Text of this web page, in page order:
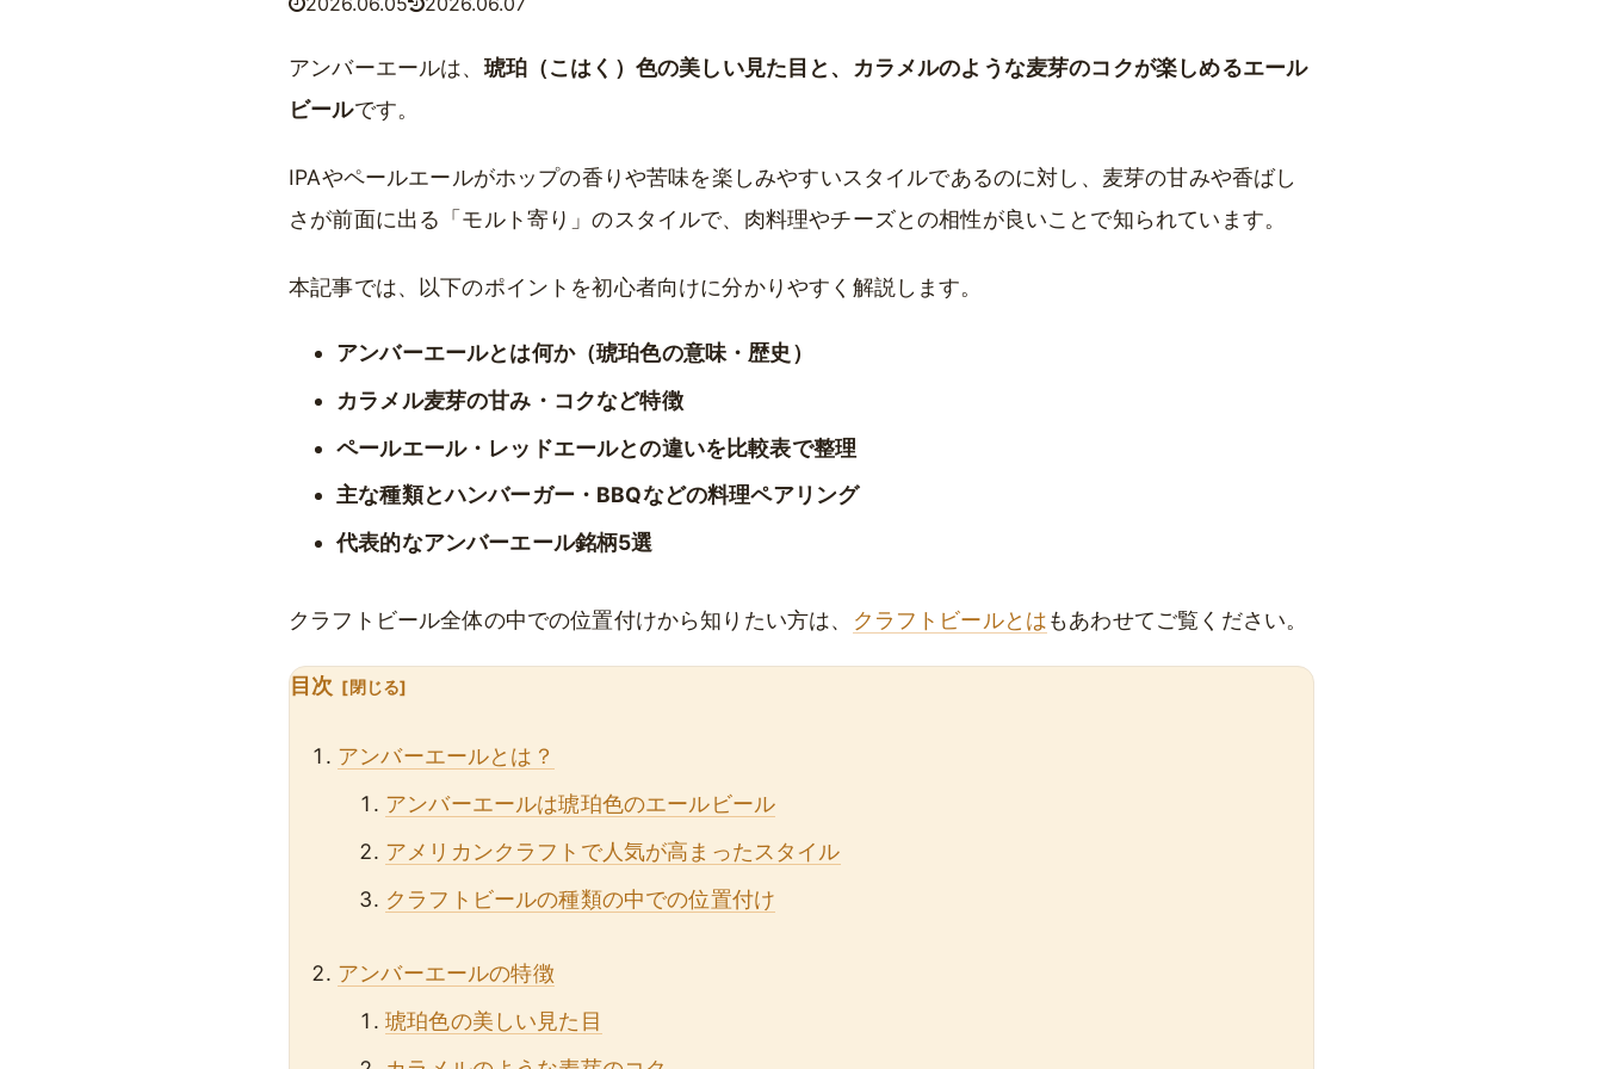
アンバーエールは、 琥珀（こはく）色の美しい見た目と、カラメルのような麦芽のコクが楽しめるエール
ビールです。
IPAやペールエールがホップの香りや苦味を楽しみやすいスタイルであるのに対し、麦芽の甘みや香ばし
さが前面に出る「モルト寄り」のスタイルで、肉料理やチーズとの相性が良いことで知られています。
本記事では、以下のポイントを初心者向けに分かりやすく解説します。
アンバーエールとは何か（琥珀色の意味・歴史）
カラメル麦芽の甘み・コクなど特徴
ペールエール・レッドエールとの違いを比較表で整理
主な種類とハンバーガー・BBQなどの料理ペアリング
代表的なアンバーエール銘柄5選
クラフトビール全体の中での位置付けから知りたい方は、 クラフトビールとはもあわせてご覧ください。
目次
アンバーエールとは？
アンバーエールは琥珀色のエールビール
アメリカンクラフトで人気が高まったスタイル
クラフトビールの種類の中での位置付け
アンバーエールの特徴
琥珀色の美しい見た目